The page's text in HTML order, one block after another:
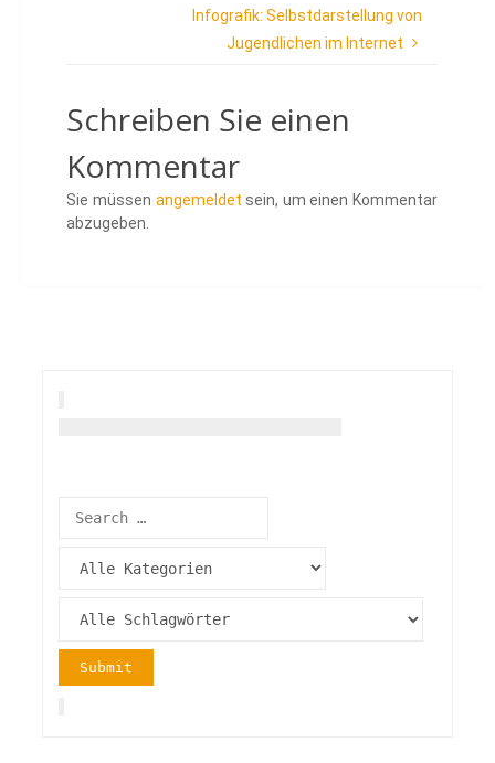
Infografik: Selbstdarstellung von
Jugendlichen im Internet
Schreiben Sie einen
Kommentar
Sie müssen angemeldet sein, um einen Kommentar
abzugeben.